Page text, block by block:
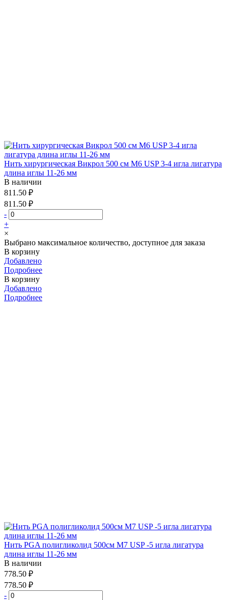
Нить хирургическая Викрол 500 см М6 USP 3-4 игла лигатура
длина иглы 11-26 мм
В наличии
811.50 ₽
811.50 ₽
-
+
×
Выбрано максимальное количество, доступное для заказа
В корзину
Добавлено
Подробнее
В корзину
Добавлено
Подробнее
Нить PGA полигликолид 500см М7 USP -5 игла лигатура
длина иглы 11-26 мм
В наличии
778.50 ₽
778.50 ₽
-